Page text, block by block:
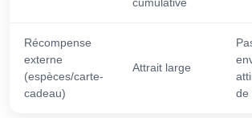
cumulative
Récompense
externe
(espèces/carte-
cadeau)
Attrait large
de